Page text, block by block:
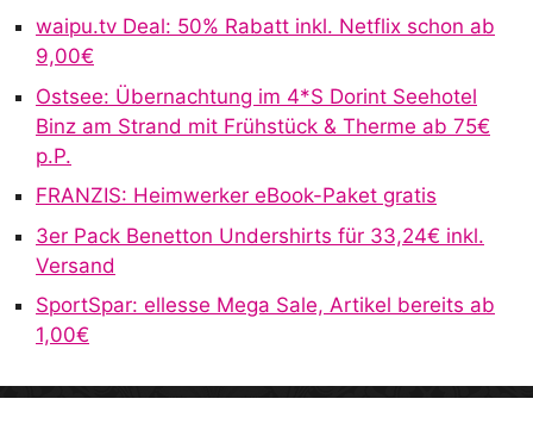
t waipu.tv Deal: 50% Rabatt inkl. Netflix schon ab
9,00€
Ostsee: Übernachtung im 4*S Dorint Seehotel
Binz am Strand mit Frühstück & Therme ab 75€
p.P.
FRANZIS: Heimwerker eBook-Paket gratis
3er Pack Benetton Undershirts für 33,24€ inkl.
Versand
SportSpar: ellesse Mega Sale, Artikel bereits ab
1,00€